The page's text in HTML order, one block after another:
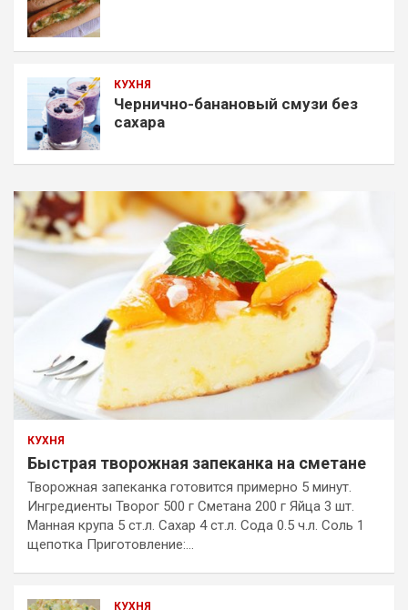
КУХНЯ
Чернично-банановый смузи без
сахара
КУХНЯ
Быстрая творожная запеканка на сметане
Творожная запеканка готовится примерно 5 минут.
Ингредиенты Творог 500 г Сметана 200 г Яйца 3 шт.
Манная крупа 5 ст.л. Сахар 4 ст.л. Сода 0.5 ч.л. Соль 1
щепотка Приготовление:…
КУХНЯ